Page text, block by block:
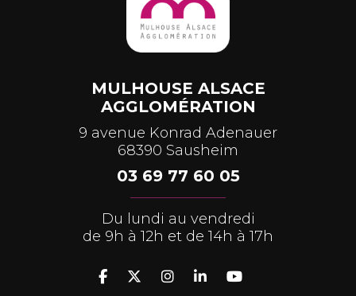
MULHOUSE ALSACE
AGGLOMÉRATION
9 avenue Konrad Adenauer
68390 Sausheim
03 69 77 60 05
Du lundi au vendredi
de 9h à 12h et de 14h à 17h